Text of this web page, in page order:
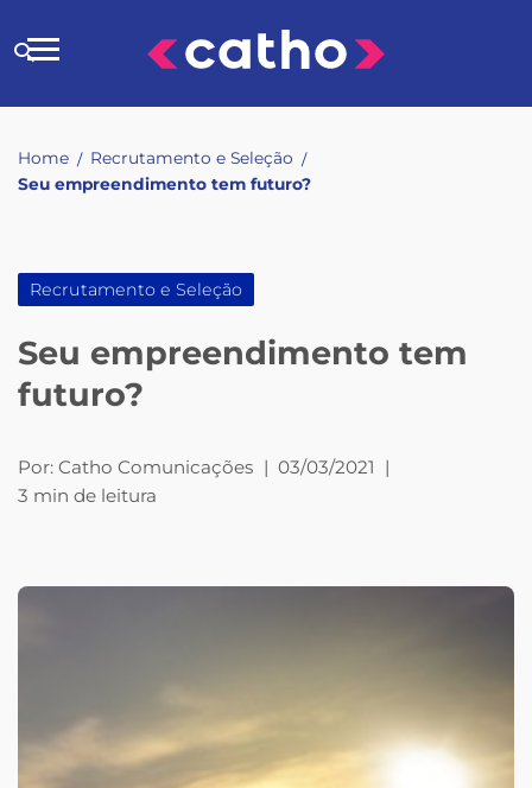
to
Buscar
Home / Recrutamento e Seleção /
Seu empreendimento tem futuro?
Recrutamento e Seleção
Seu empreendimento tem
futuro?
Por: Catho Comunicações | 03/03/2021 |
3 min de leitura